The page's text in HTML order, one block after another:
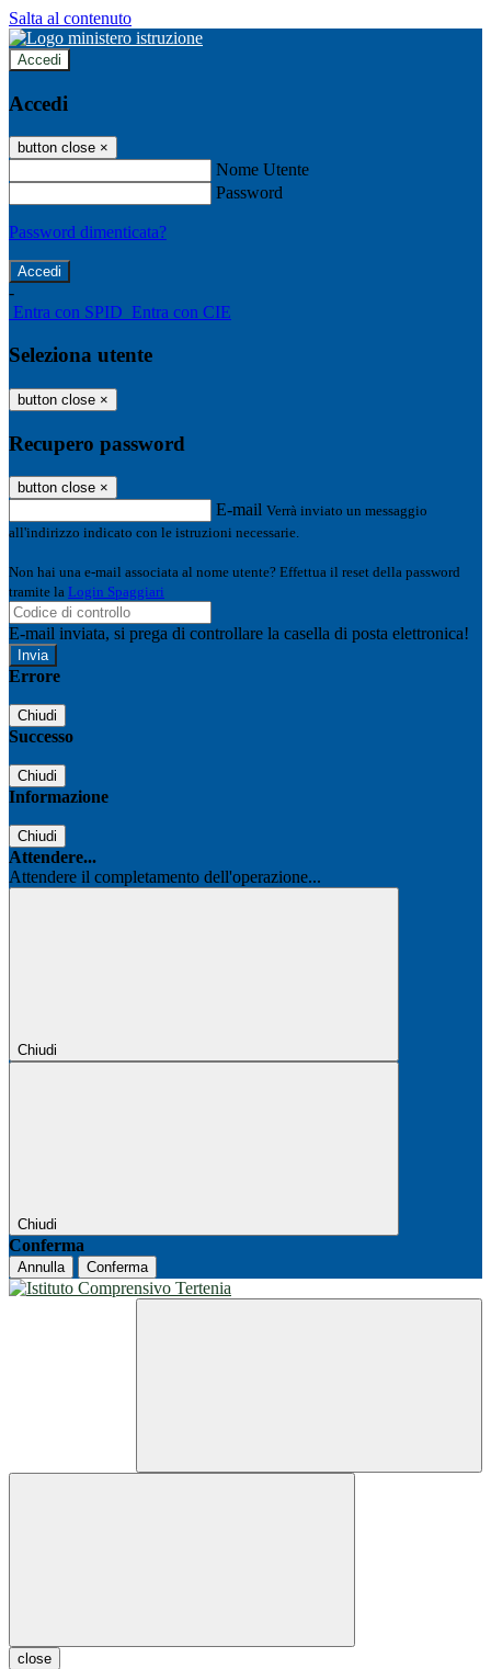
Salta al contenuto
Accedi
Accedi
button close ×
Nome Utente
Password
Password dimenticata?
-
Entra con SPID Entra con CIE
Seleziona utente
button close ×
Recupero password
button close ×
E-mail Verrà inviato un messaggio
all'indirizzo indicato con le istruzioni necessarie.
Non hai una e-mail associata al nome utente? Effettua il reset della password
tramite la Login Spaggiari
E-mail inviata, si prega di controllare la casella di posta elettronica!
Errore
Chiudi
Successo
Chiudi
Informazione
Chiudi
Attendere...
Attendere il completamento dell'operazione...
Chiudi
Chiudi
Conferma
Annulla Conferma
close